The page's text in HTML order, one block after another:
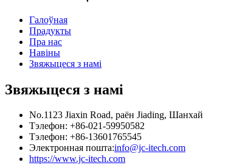
Галоўная
Прадукты
Пра нас
Навіны
Звяжыцеся з намі
Звяжыцеся з намі
No.1123 Jiaxin Road, раён Jiading, Шанхай
Тэлефон: +86-021-59950582
Тэлефон: +86-13601765545
Электронная пошта:info@jc-itech.com
https://www.jc-itech.com